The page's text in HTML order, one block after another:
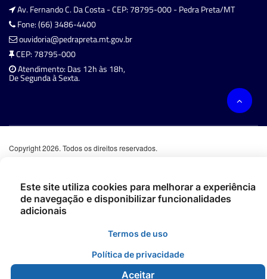
Av. Fernando C. Da Costa - CEP: 78795-000 - Pedra Preta/MT
Fone: (66) 3486-4400
ouvidoria@pedrapreta.mt.gov.br
CEP: 78795-000
Atendimento: Das 12h às 18h,
De Segunda à Sexta.
Copyright 2026. Todos os direitos reservados.
Este site utiliza cookies para melhorar a experiência
de navegação e disponibilizar funcionalidades
adicionais
Termos de uso
Política de privacidade
Aceitar